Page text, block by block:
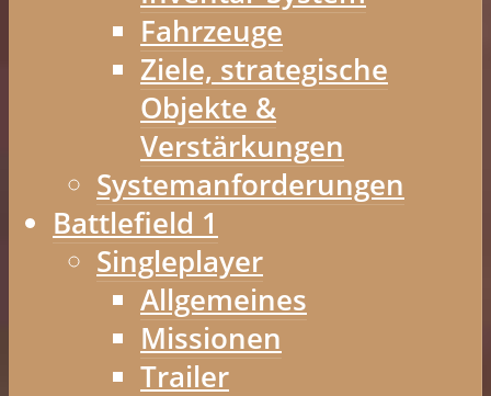
Fahrzeuge
Ziele, strategische
Objekte &
Verstärkungen
Systemanforderungen
Battlefield 1
Singleplayer
Allgemeines
Missionen
Trailer